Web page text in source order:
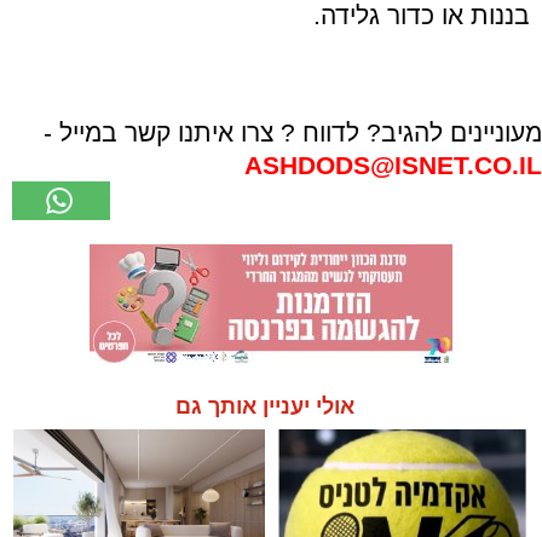
בננות או כדור גלידה.
מעוניינים להגיב? לדווח ? צרו איתנו קשר במייל -
ASHDODS@ISNET.CO.IL
אולי יעניין אותך גם